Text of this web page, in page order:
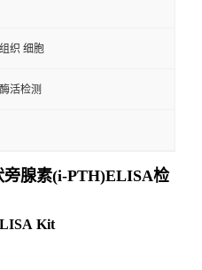
织 细胞
活检测
旁腺素(i-PTH)ELISA检
Kit